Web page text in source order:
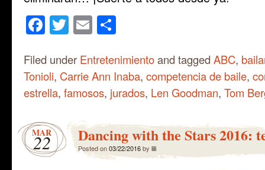
Facebook
Twitter
Email
Filed under Entretenimientoand tagged ABC,
Tonioli, Carrie Ann Inaba, competencia de baile,
estrella, famosos, jurados, Len Goodman, Tom
MAR
22 Dancing with the Stars 2016:
Posted on03/22/2016by lili